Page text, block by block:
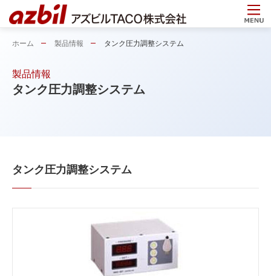
ホーム 製品情報 タンク圧力調整システム
製品情報
タンク圧力調整システム
タンク圧力調整システム